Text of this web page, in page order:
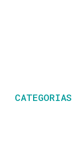
CATEGORIAS